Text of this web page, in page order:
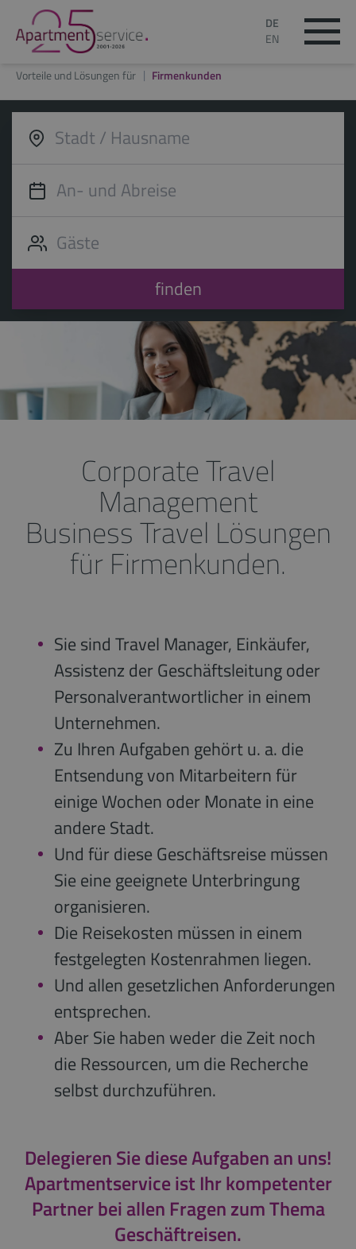
DE
EN
Vorteile und Lösungen für Firmenkunden
finden
Corporate Travel
Management
Business Travel Lösungen
für Firmenkunden.
Sie sind Travel Manager, Einkäufer,
Assistenz der Geschäftsleitung oder
Personalverantwortlicher in einem
Unternehmen.
Zu Ihren Aufgaben gehört u. a. die
Entsendung von Mitarbeitern für
einige Wochen oder Monate in eine
andere Stadt.
Und für diese Geschäftsreise müssen
Sie eine geeignete Unterbringung
organisieren.
Die Reisekosten müssen in einem
festgelegten Kostenrahmen liegen.
Und allen gesetzlichen Anforderungen
entsprechen.
Aber Sie haben weder die Zeit noch
die Ressourcen, um die Recherche
selbst durchzuführen.
Delegieren Sie diese Aufgaben an uns!
Apartmentservice ist Ihr kompetenter
Partner bei allen Fragen zum Thema
Geschäftreisen.